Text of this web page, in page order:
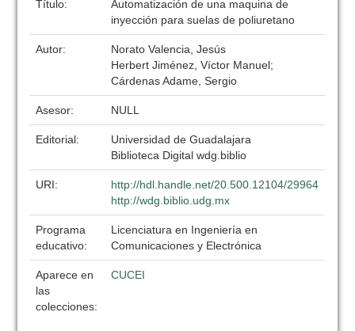
Título:
Automatización de una maquina de
inyección para suelas de poliuretano
Autor:
Norato Valencia, Jesús
Herbert Jiménez, Víctor Manuel;
Cárdenas Adame, Sergio
Asesor: NULL
Editorial:
Universidad de Guadalajara
Biblioteca Digital wdg.biblio
URI:
http://hdl.handle.net/20.500.12104/29964
http://wdg.biblio.udg.mx
Programa
educativo:
Licenciatura en Ingeniería en
Comunicaciones y Electrónica
Aparece en
las
colecciones:
CUCEI